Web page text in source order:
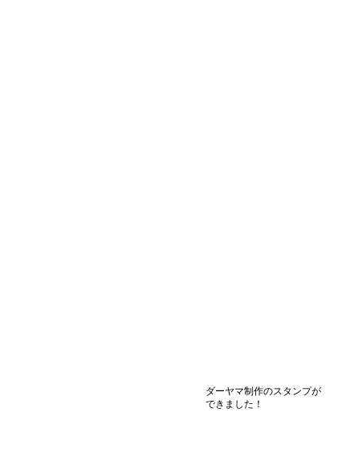
ダーヤマ制作のスタンプが
できました！